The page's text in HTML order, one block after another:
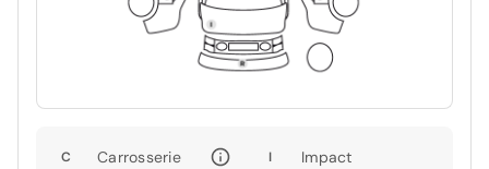
C Carrosserie I Impact